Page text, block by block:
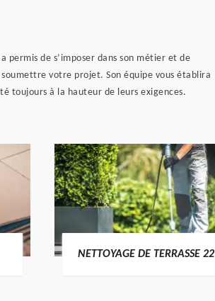
permis de s’imposer dans son métier et de
votre projet. Son équipe vous établira
toujours à la hauteur de leurs exigences.
NETTOYAGE DE TERRASSE 22